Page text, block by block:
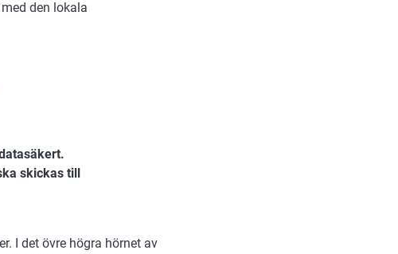
den lokala
skickas till
I det övre högra hörnet av